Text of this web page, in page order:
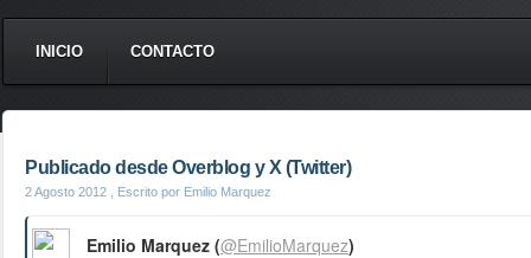
INICIO CONTACTO
Publicado desde Overblog y X (Twitter)
2 Agosto 2012 , Escrito por Emilio Marquez
Emilio Marquez (@EmilioMarquez)